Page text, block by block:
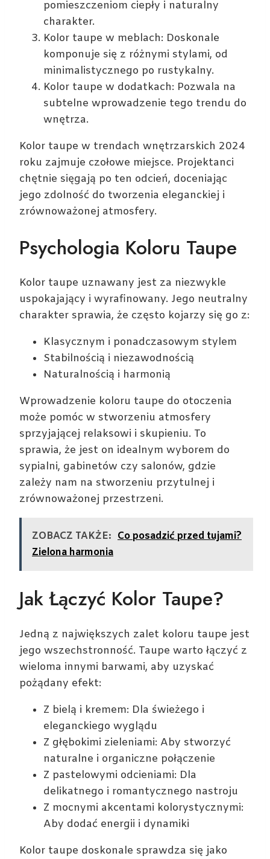
pomieszczeniom ciepły i naturalny
charakter.
Kolor taupe w meblach: Doskonale
komponuje się z różnymi stylami, od
minimalistycznego po rustykalny.
Kolor taupe w dodatkach: Pozwala na
subtelne wprowadzenie tego trendu do
wnętrza.
Kolor taupe w trendach wnętrzarskich 2024
roku zajmuje czołowe miejsce. Projektanci
chętnie sięgają po ten odcień, doceniając
jego zdolność do tworzenia eleganckiej i
zrównoważonej atmosfery.
Psychologia Koloru Taupe
Kolor taupe uznawany jest za niezwykle
uspokajający i wyrafinowany. Jego neutralny
charakter sprawia, że często kojarzy się go z:
Klasycznym i ponadczasowym stylem
Stabilnością i niezawodnością
Naturalnością i harmonią
Wprowadzenie koloru taupe do otoczenia
może pomóc w stworzeniu atmosfery
sprzyjającej relaksowi i skupieniu. To
sprawia, że jest on idealnym wyborem do
sypialni, gabinetów czy salonów, gdzie
zależy nam na stworzeniu przytulnej i
zrównoważonej przestrzeni.
ZOBACZ TAKŻE: Co posadzić przed tujami?
Zielona harmonia
Jak Łączyć Kolor Taupe?
Jedną z największych zalet koloru taupe jest
jego wszechstronność. Taupe warto łączyć z
wieloma innymi barwami, aby uzyskać
pożądany efekt:
Z bielą i kremem: Dla świeżego i
eleganckiego wyglądu
Z głębokimi zieleniami: Aby stworzyć
naturalne i organiczne połączenie
Z pastelowymi odcieniami: Dla
delikatnego i romantycznego nastroju
Z mocnymi akcentami kolorystycznymi:
Aby dodać energii i dynamiki
Kolor taupe doskonale sprawdza się jako